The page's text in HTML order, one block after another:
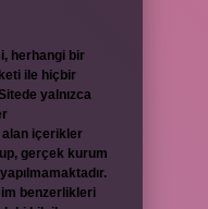
herhangi bir
ile hiçbir
yalnızca
alan içerikler
gerçek kurum
benzerlikleri